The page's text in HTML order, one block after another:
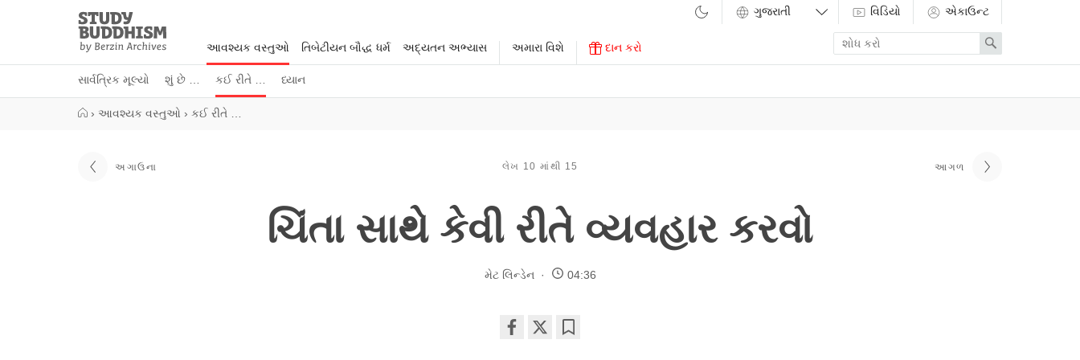
Study
Buddhism
Home
આવશ્યક વસ્તુઓ
સાર્વત્રિક મૂલ્યો શું છે … કઈ રીતે … ધ્યાન
તિબેટીયન બૌદ્ધ ધર્મ અદ્યતન અભ્યાસ અમારા વિશે દાન કરો
વિડિયો એકાઉન્ટ
Enter
search
term
Search
› આવશ્યક વસ્તુઓ › કઈ રીતે …
અગાઉના લેખ 10 માંથી 15 આગળ
ચિંતા સાથે કેવી રીતે વ્યવહાર કરવો
મેટ લિન્ડેન 04:36